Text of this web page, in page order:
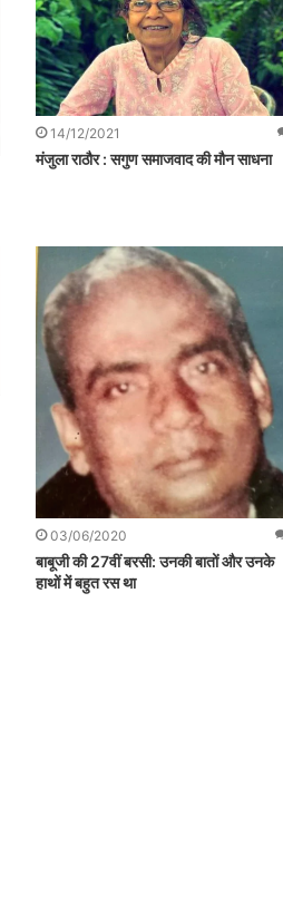
14/12/2021
मंजुला राठौर : सगुण समाजवाद की मौन साधना
03/06/2020
बाबूजी की 27वीं बरसी: उनकी बातों और उनके
हाथों में बहुत रस था